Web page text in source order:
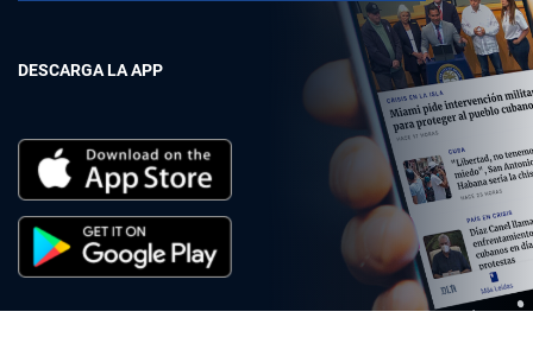
DESCARGA LA APP